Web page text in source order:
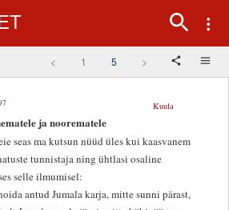
< 1 5 >
Kuula
ja noorematele
seas ma kutsun nüüd üles kui kaasvanem
tunnistaja ning ühtlasi osaline
selle ilmumisel:
antud Jumala karja, mitte sunni pärast,